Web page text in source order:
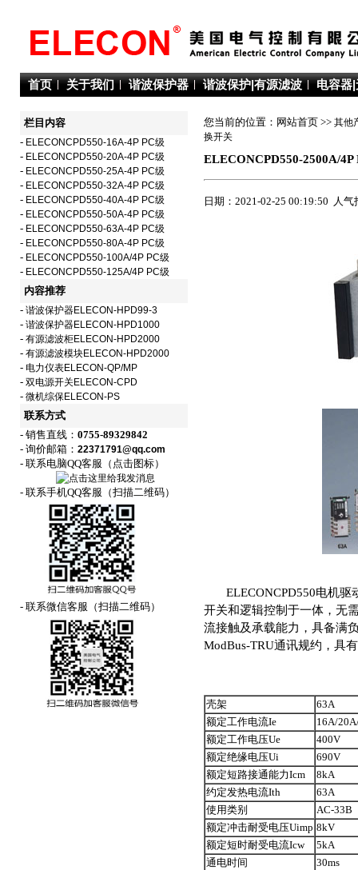
首页 关于我们 谐波保护器 谐波保护|有源滤波 电容器
栏目内容
- ELECONCPD550-16A-4P PC级
- ELECONCPD550-20A-4P PC级
- ELECONCPD550-25A-4P PC级
- ELECONCPD550-32A-4P PC级
- ELECONCPD550-40A-4P PC级
- ELECONCPD550-50A-4P PC级
- ELECONCPD550-63A-4P PC级
- ELECONCPD550-80A-4P PC级
- ELECONCPD550-100A/4P PC级
- ELECONCPD550-125A/4P PC级
内容推荐
- 谐波保护器ELECON-HPD99-3
- 谐波保护器ELECON-HPD1000
- 有源滤波柜ELECON-HPD2000
- 有源滤波模块ELECON-HPD2000
- 电力仪表ELECON-QP/MP
- 双电源开关ELECON-CPD
- 微机综保ELECON-PS
联系方式
- 销售直线： 0755-89329842
- 询价邮箱： 22371791@qq.com
- 联系电脑QQ客服（点击图标）
- 联系手机QQ客服（扫描二维码）
- 联系微信客服（扫描二维码）
您当前的位置：网站首页 >> 其他
换开关
ELECONCPD550-2500A/4P
日期：2021-02-25 00:19:50 人气
ELECONCPD550电机驱
开关和逻辑控制于一体，无
流接触及承载能力，具备满
ModBus-TRU通讯规约，具
壳架
63A
额定工作电流Ie
16A/
额定工作电压Ue
400V
额定绝缘电压Ui
690V
额定短路接通能力Icm
8kA
约定发热电流Ith
63A
使用类别
AC-33B
额定冲击耐受电压Uimp 8kV
额定短时耐受电流Icw
5kA
通电时间
30ms